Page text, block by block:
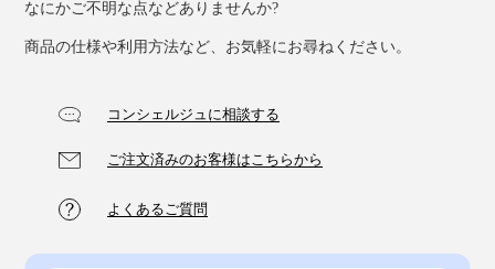
なにかご不明な点などありませんか?
商品の仕様や利用方法など、お気軽にお尋ねください。
コンシェルジュに相談する
ご注文済みのお客様はこちらから
よくあるご質問